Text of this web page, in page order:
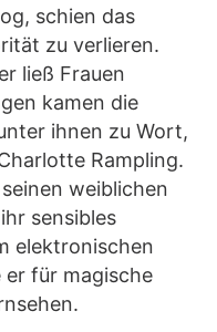
schien das
zu verlieren.
ließ Frauen
kamen die
ihnen zu Wort,
Rampling.
weiblichen
sensibles
elektronischen
für magische